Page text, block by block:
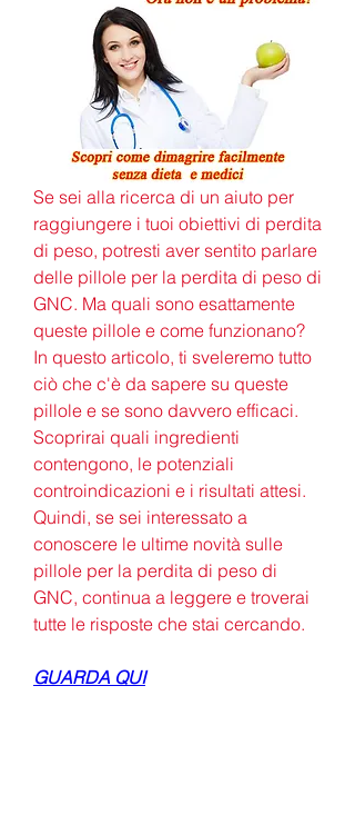
Se sei alla ricerca di un aiuto per
raggiungere i tuoi obiettivi di perdita
di peso, potresti aver sentito parlare
delle pillole per la perdita di peso di
GNC. Ma quali sono esattamente
queste pillole e come funzionano?
In questo articolo, ti sveleremo tutto
ciò che c'è da sapere su queste
pillole e se sono davvero efficaci.
Scoprirai quali ingredienti
contengono, le potenziali
controindicazioni e i risultati attesi.
Quindi, se sei interessato a
conoscere le ultime novità sulle
pillole per la perdita di peso di
GNC, continua a leggere e troverai
tutte le risposte che stai cercando.
GUARDA QUI